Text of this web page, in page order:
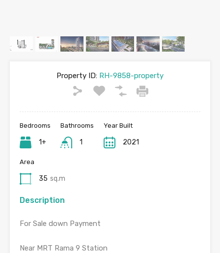
Property ID: RH-9858-property
Bedrooms
1+
Bathrooms
1
Year Built
2021
Area
35 sq.m
Description
For Sale down Payment
Near MRT Rama 9 Station